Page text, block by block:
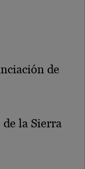
de
la Sierra